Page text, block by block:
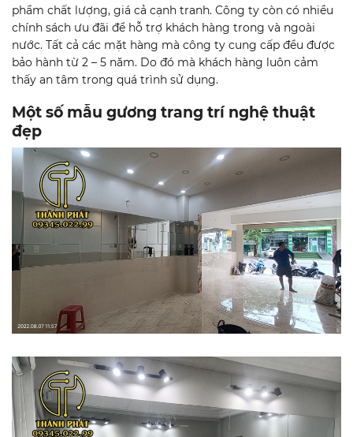
phẩm chất lượng, giá cả cạnh tranh. Công ty còn có nhiều
chính sách ưu đãi để hỗ trợ khách hàng trong và ngoài
nước. Tất cả các mặt hàng mà công ty cung cấp đều được
bảo hành từ 2 – 5 năm. Do đó mà khách hàng luôn cảm
thấy an tâm trong quá trình sử dụng.
Một số mẫu gương trang trí nghệ thuật
đẹp